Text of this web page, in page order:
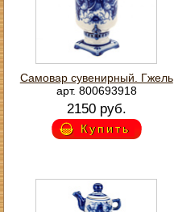
Самовар сувенирный. Гжель
арт. 800693918
2150 руб.
Купить